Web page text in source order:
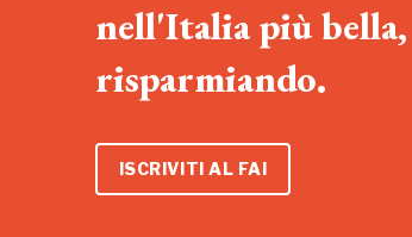
nell'Italia più bella,
risparmiando.
ISCRIVITI AL FAI